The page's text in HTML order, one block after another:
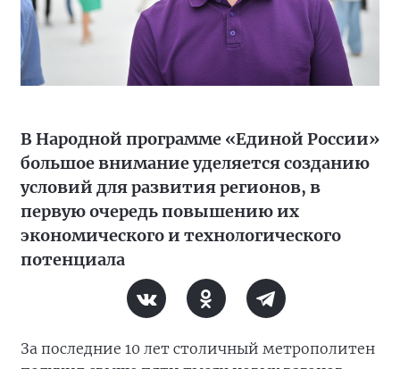
В Народной программе «Единой России»
большое внимание уделяется созданию
условий для развития регионов, в
первую очередь повышению их
экономического и технологического
потенциала
За последние 10 лет столичный метрополитен